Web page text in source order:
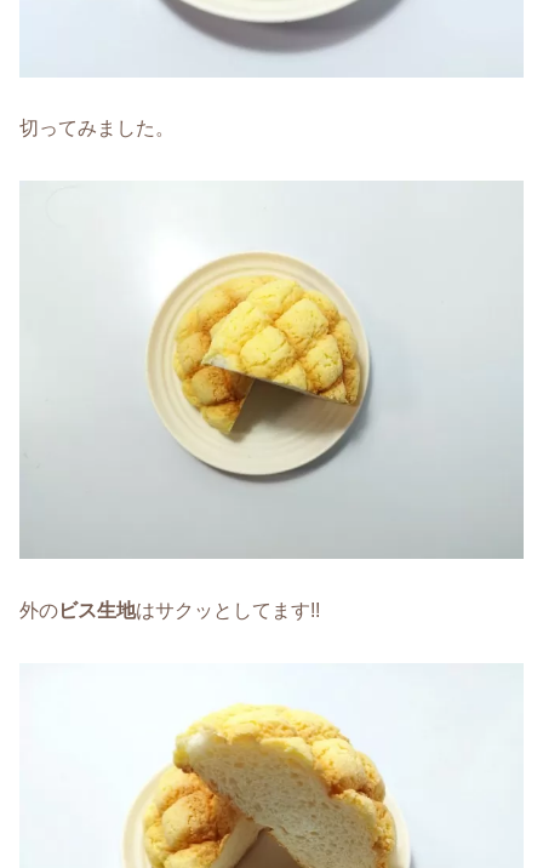
切ってみました。
外のビス生地はサクッとしてます!!